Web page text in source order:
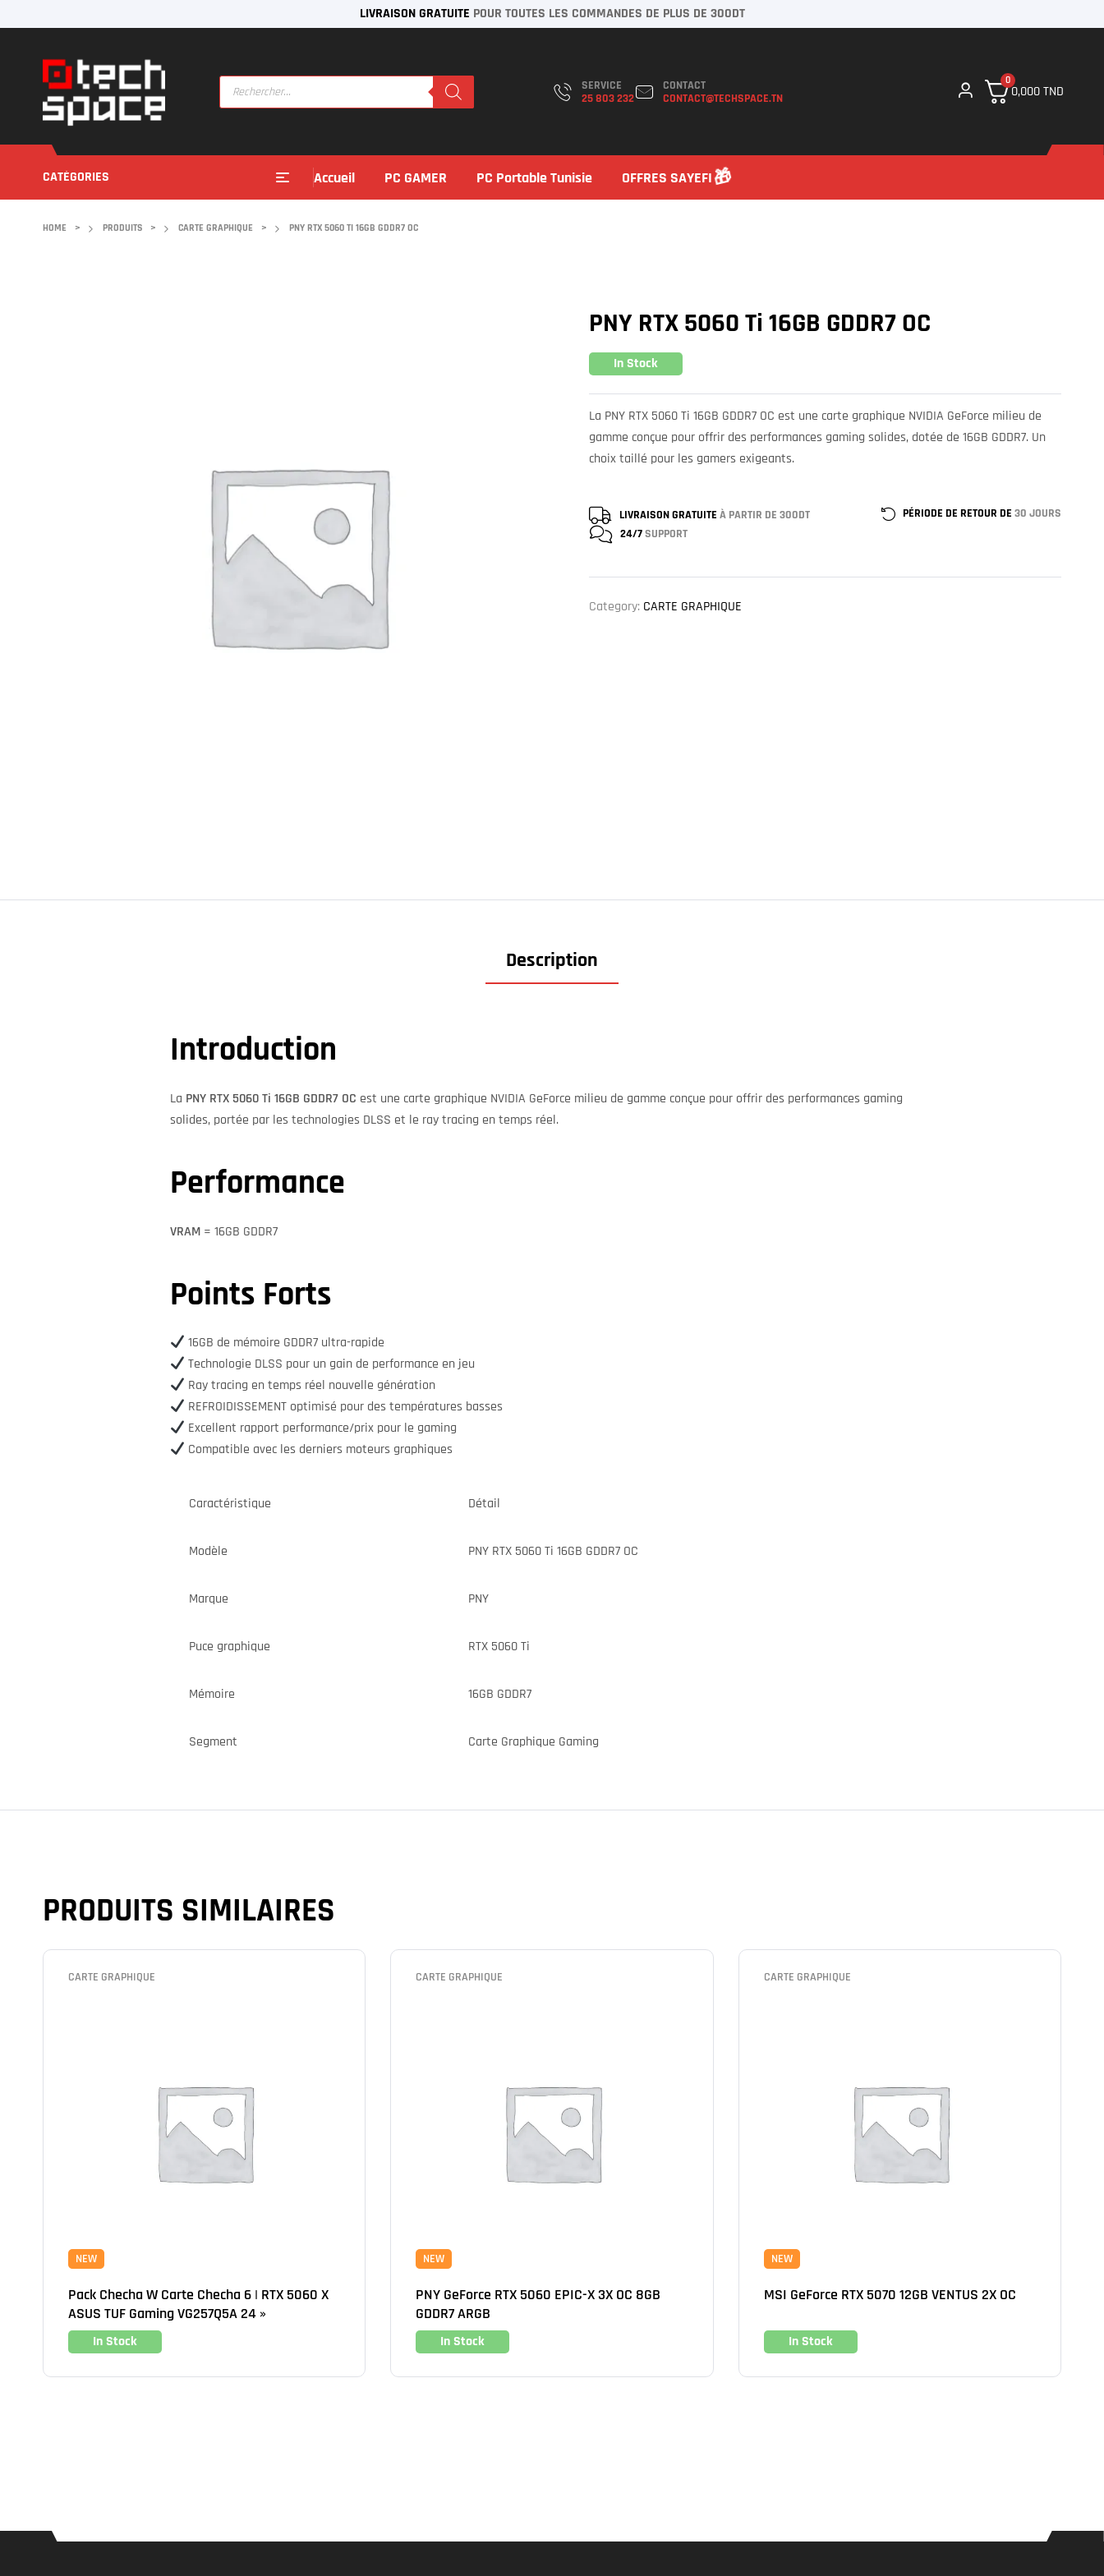
LIVRAISON GRATUITE POUR TOUTES LES COMMANDES DE PLUS DE 300DT
SERVICE
25 803 232
CONTACT
CONTACT@TECHSPACE.TN
0
0,000TND
CATÉGORIES Accueil PC GAMER PC Portable Tunisie OFFRES SAYEFI
HOME > PRODUITS > CARTE GRAPHIQUE > PNY RTX 5060 TI 16GB GDDR7 OC
PNY RTX 5060 Ti 16GB GDDR7 OC
In Stock
La PNY RTX 5060 Ti 16GB GDDR7 OC est une carte graphique NVIDIA GeForce milieu de
gamme conçue pour offrir des performances gaming solides, dotée de 16GB GDDR7. Un
choix taillé pour les gamers exigeants.
LIVRAISON GRATUITE À PARTIR DE 300DT PÉRIODE DE RETOUR DE 30 JOURS
24/7SUPPORT
Category: CARTE GRAPHIQUE
Description
Introduction
La PNY RTX 5060 Ti 16GB GDDR7 OC est une carte graphique NVIDIA GeForce milieu de gamme conçue pour offrir des performances gaming
solides, portée par les technologies DLSS et le ray tracing en temps réel.
Performance
VRAM = 16GB GDDR7
Points Forts
16GB de mémoire GDDR7 ultra-rapide
Technologie DLSS pour un gain de performance en jeu
Ray tracing en temps réel nouvelle génération
REFROIDISSEMENT optimisé pour des températures basses
Excellent rapport performance/prix pour le gaming
Compatible avec les derniers moteurs graphiques
Caractéristique Détail
Modèle PNY RTX 5060 Ti 16GB GDDR7 OC
Marque PNY
Puce graphique RTX 5060 Ti
Mémoire 16GB GDDR7
Segment Carte Graphique Gaming
PRODUITS SIMILAIRES
CARTE GRAPHIQUE
NEW
Pack Checha W Carte Checha 6 | RTX 5060 X
ASUS TUF Gaming VG257Q5A 24 »
In Stock
CARTE GRAPHIQUE
NEW
PNY GeForce RTX 5060 EPIC-X 3X OC 8GB
GDDR7 ARGB
In Stock
CARTE GRAPHIQUE
NEW
MSI GeForce RTX 5070 12GB VENTUS 2X OC
In Stock